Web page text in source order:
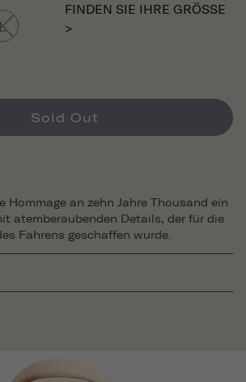
FINDEN SIE IHRE GRÖSSE >
Sold Out
Hommage an zehn Jahre Thousand ein
atemberaubenden Details, der für die
Fahrens geschaffen wurde.